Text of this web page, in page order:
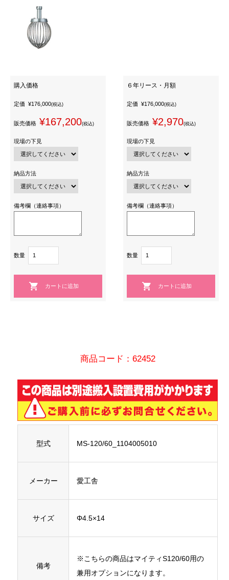
購入価格
定価 ¥176,000(税込)
販売価格 ¥167,200(税込)
現場の下見
納品方法
備考欄（連絡事項）
数量
６年リース・月額
定価 ¥176,000(税込)
販売価格 ¥2,970(税込)
現場の下見
納品方法
備考欄（連絡事項）
数量
商品コード：62452
型式 MS-120/60_1104005010
メーカー 愛工舎
サイズ Φ4.5×14
備考
※こちらの商品はマイティS120/60用の
兼用オプションになります。